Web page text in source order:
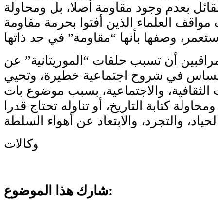
بعدم وجود مقاومة أصلا، بل ومحاولة
العلماء الذين أفتوا بحرمة مقاومة
أن تسبب حلقات “الموريتانية” عن
في شروخ اجتماعية خطيرة، وتحيي
والاجتماعية، بسبب موضوع بات
كتابة التاريخ، أو تناوله تحتاج قدرا
وكالات
شارك هذا الموضوع: